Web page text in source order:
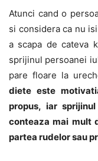
Atunci cand o
si considera ca nu
a scapa de cateva
sprijinul persoanei
pare floare la
diete este
propus, iar
conteaza mai mult
partea rudelor sau